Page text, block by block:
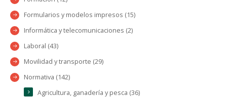
Formularios y modelos impresos (15)
Informática y telecomunicaciones (2)
Laboral (43)
Movilidad y transporte (29)
Normativa (142)
Agricultura, ganadería y pesca (36)